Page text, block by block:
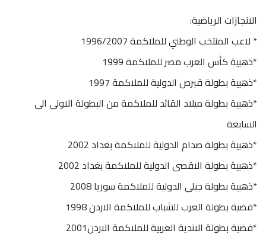
الانجازات الرياضية:
* لاعب المنتخب الوطني للملاكمة 1996/2007
*ذهبية كأس العرب مصر للملاكمة 1999
*ذهبية بطولة قبرص الدولية للملاكمة 1997
*ذهبية بطولة ميلاد القائد للملاكمة من البطولة الاولى الى
السابعة
*ذهبية بطولة صدام الدولية للملاكمة بغداد 2002
*ذهبية بطولة الاقصى الدولية للملاكمة بغداد 2002
*ذهبية بطولة جبلى الدولية للملاكمة سوريا 2008
*فضية بطولة العرب للشباب للملاكمة الاردن 1998
*فضية بطولة الاندية العربية للملاكمة الاردن2001